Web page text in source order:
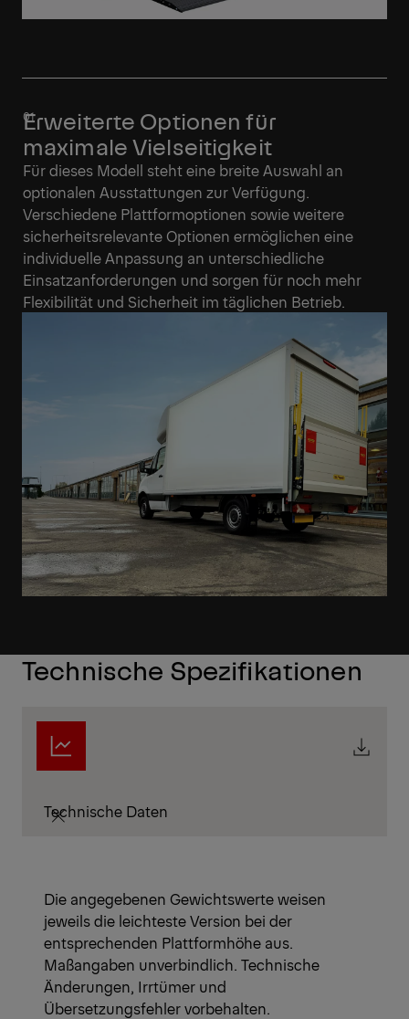
Erweiterte Optionen für
maximale Vielseitigkeit
Für dieses Modell steht eine breite Auswahl an
optionalen Ausstattungen zur Verfügung.
Verschiedene Plattformoptionen sowie weitere
sicherheitsrelevante Optionen ermöglichen eine
individuelle Anpassung an unterschiedliche
Einsatzanforderungen und sorgen für noch mehr
Flexibilität und Sicherheit im täglichen Betrieb.
Technische Spezifikationen
Technische Daten
Die angegebenen Gewichtswerte weisen
jeweils die leichteste Version bei der
entsprechenden Plattformhöhe aus.
Maßangaben unverbindlich. Technische
Änderungen, Irrtümer und
Übersetzungsfehler vorbehalten.